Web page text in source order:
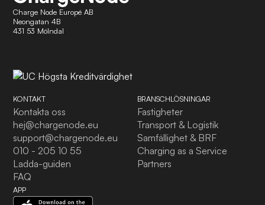
Charge Node Europé AB
Neongatan 4B
431 53 Mölndal
KONTAKT
Kontakta oss
hej@chargenode.eu
support@chargenode.eu
010 - 205 10 55
Ladda-guiden
FAQ
APP
BRANSCHLÖSNINGAR
Fastigheter
Transport & Logistik
Samfällighet & BRF
Charging as a Service
Partners